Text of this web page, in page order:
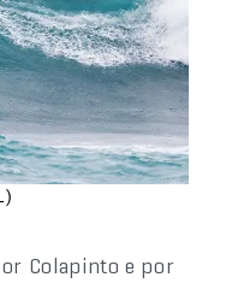
Colapinto e por